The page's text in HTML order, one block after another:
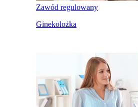
Zawód regulowany
Ginekolożka